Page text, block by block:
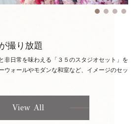
撮り放題
非日常を味わえる「３５のスタジオセット」を
ウォールやモダンな和室など、イメージのセッ
View All